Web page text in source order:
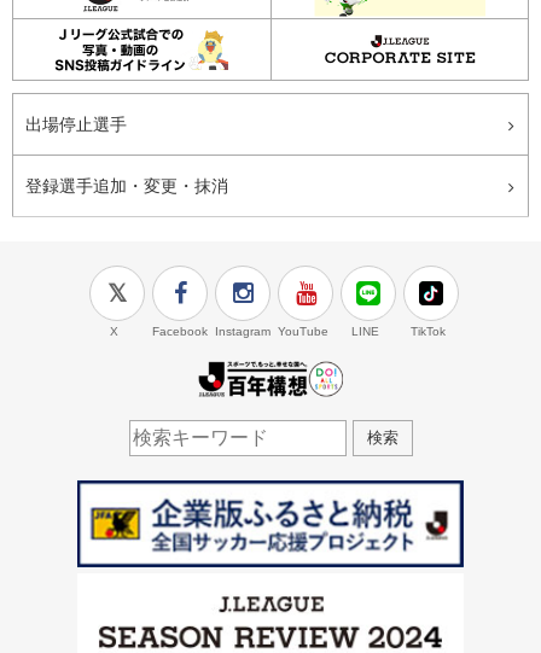
出場停止選手
登録選手追加・変更・抹消
X Facebook Instagram YouTube LINE TikTok
検索